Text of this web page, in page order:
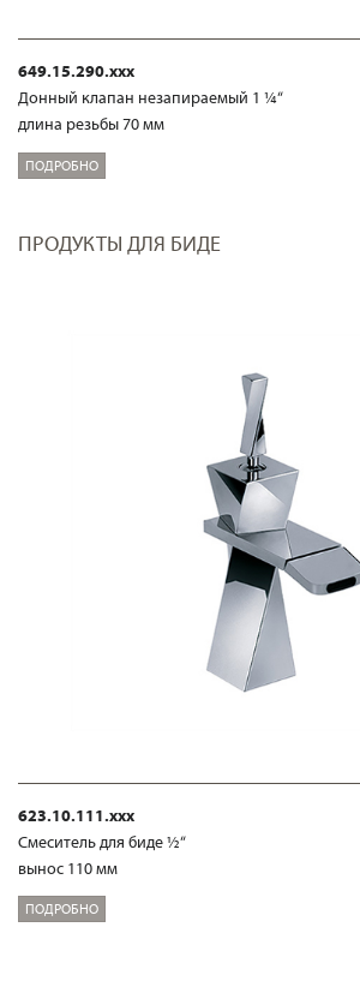
649.15.290.xxx
Донный клапан незапираемый 1 ¼“
длина резьбы 70 мм
ПОДРОБНО
ПРОДУКТЫ ДЛЯ БИДЕ
623.10.111.xxx
Смеситель для биде ½“
вынос 110 мм
ПОДРОБНО